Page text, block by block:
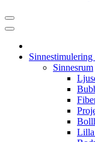
Sinnesrum
Lilla